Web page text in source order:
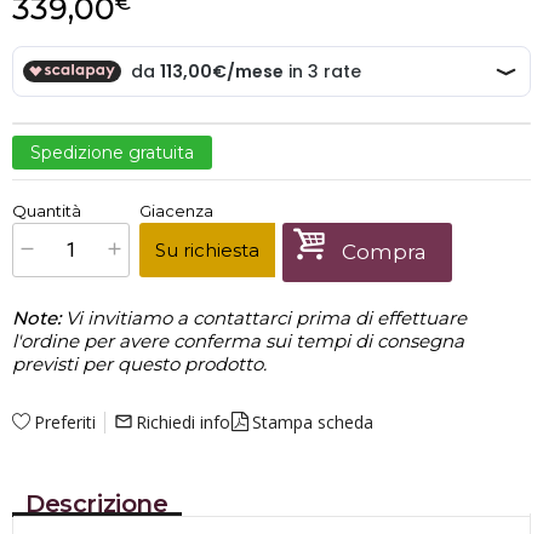
339,00
Spedizione gratuita
x1 Prezzo finale:€339,00
Quantità Giacenza
Su richiesta Compra
Note: Vi invitiamo a contattarci prima di effettuare
l'ordine per avere conferma sui tempi di consegna
previsti per questo prodotto.
Preferiti mail_outline Richiedi info Stampa scheda
Descrizione